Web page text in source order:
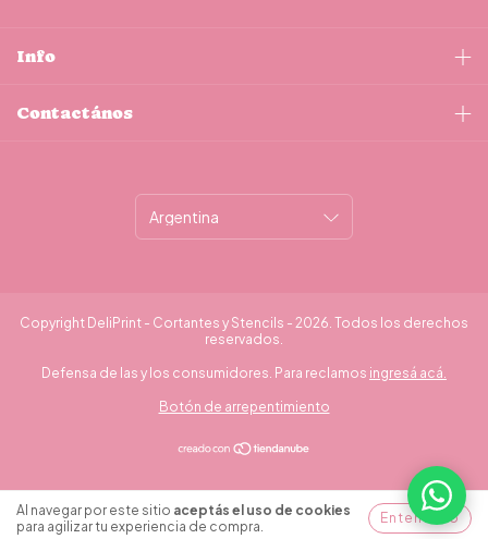
Al navegar por este sitio aceptás el uso de cookies
para agilizar tu experiencia de compra.
Entendido
Info
Contactános
Copyright DeliPrint - Cortantes y Stencils - 2026. Todos los derechos
reservados.
Defensa de las y los consumidores. Para reclamos ingresá acá.
Botón de arrepentimiento